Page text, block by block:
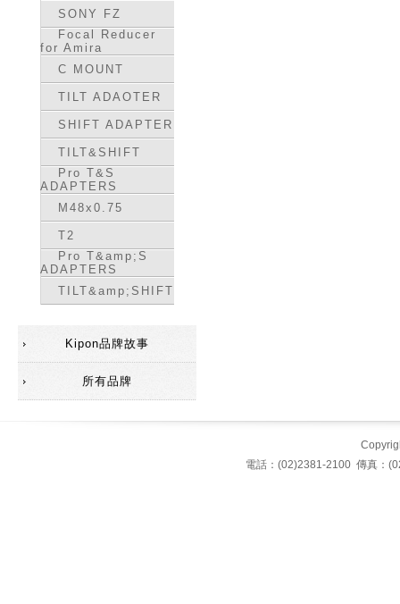
SONY FZ
Focal Reducer
for Amira
C MOUNT
TILT ADAOTER
SHIFT ADAPTER
TILT&SHIFT
Pro T&S
ADAPTERS
M48x0.75
T2
Pro T&amp;S
ADAPTERS
TILT&amp;SHIFT
Kipon品牌故事
所有品牌
電話：(02)2381-2100 傳真：